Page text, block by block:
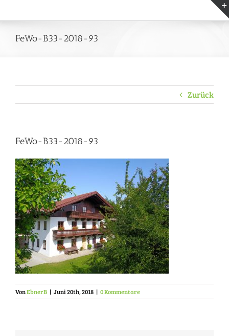
FeWo-B33-2018-93
Zurück
FeWo-B33-2018-93
VonEbnerB | Juni 20th, 2018 | 0 Kommentare